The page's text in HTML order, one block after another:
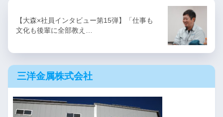
【大森×社員インタビュー第15弾】「仕事も
文化も後輩に全部教え…
三洋金属株式会社